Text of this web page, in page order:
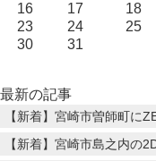
16
17 18
23
24 25
30
31
最新の記事
【新着】宮崎市曽師町に
【新着】宮崎市島之内の